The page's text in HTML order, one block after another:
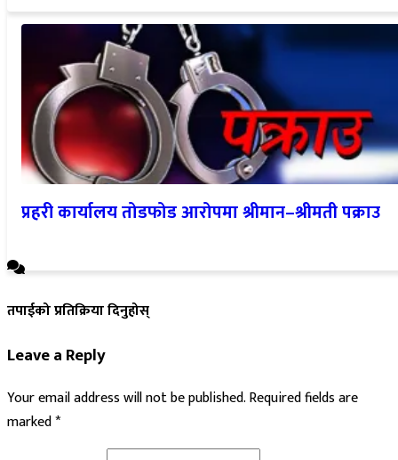
प्रहरी कार्यालय तोडफोड आरोपमा श्रीमान–श्रीमती पक्राउ
तपाईको प्रतिक्रिया दिनुहोस्
Leave a Reply
Your email address will not be published.Required fields are
marked*